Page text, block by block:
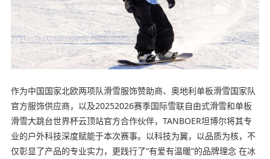
作为中国国家北欧两项队滑雪服饰赞助商、奥地利单板滑雪国家队
官方服饰供应商，以及20252026赛季国际雪联自由式滑雪和单板
滑雪大跳台世界杯云顶站官方合作伙伴，TANBOER坦博尔将其专
业的户外科技深度赋能于本次赛事。以科技为翼，以品质为核，不
仅彰显了产品的专业实力，更践行了“有爱有温暖”的品牌理念 在冰